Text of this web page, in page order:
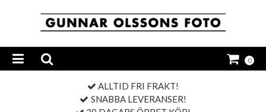
0
ALLTID FRI FRAKT!
SNABBA LEVERANSER!